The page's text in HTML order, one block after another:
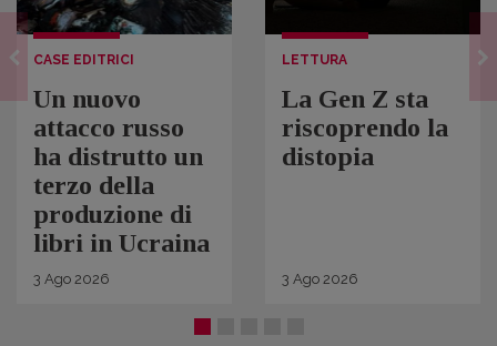
CASE EDITRICI
Un nuovo
attacco russo
ha distrutto un
terzo della
produzione di
libri in Ucraina
3 Ago 2026
LETTURA
La Gen Z sta
riscoprendo la
distopia
3 Ago 2026